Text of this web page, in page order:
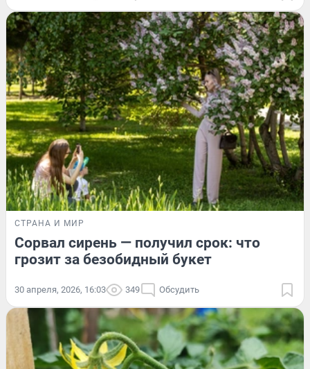
СТРАНА И МИР
Сорвал сирень — получил срок: что
грозит за безобидный букет
30 апреля, 2026, 16:03 349 Обсудить